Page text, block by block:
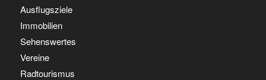
Ausflugsziele
Immobilien
Sehenswertes
Vereine
Radtourismus